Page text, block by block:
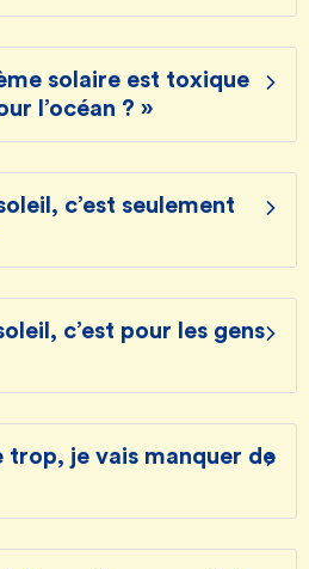
solaire est toxique
l’océan ? »
c’est seulement
c’est pour les gens
trop, je vais manquer de